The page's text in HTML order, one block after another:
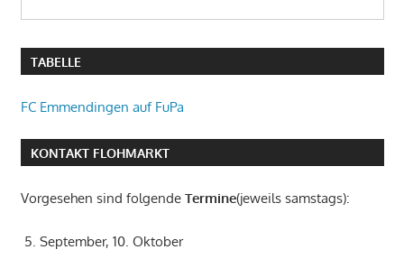
TABELLE
FC Emmendingen auf FuPa
KONTAKT FLOHMARKT
Vorgesehen sind folgende Termine(jeweils samstags):
5. September, 10. Oktober